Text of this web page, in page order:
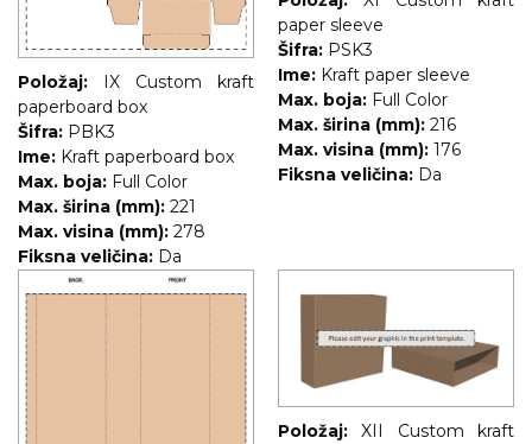
Položaj:
IX Custom kraft
paperboard box
Šifra: PBK3
Ime: Kraft paperboard box
Max. boja: Full Color
Max. širina (mm): 221
Max. visina (mm): 278
Fiksna veličina: Da
paper sleeve
Šifra: PSK3
Ime: Kraft paper sleeve
Max. boja: Full Color
Max. širina (mm): 216
Max. visina (mm): 176
Fiksna veličina: Da
Položaj:
XII Custom kraft